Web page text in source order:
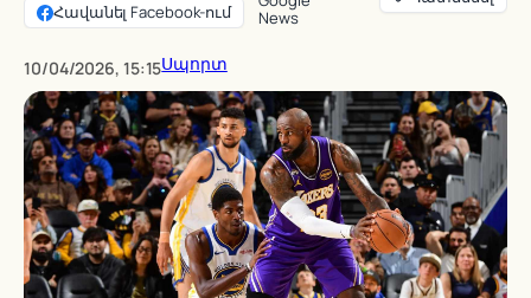
Հավանել Facebook-ում
10/04/2026, 15:15Սպորտ